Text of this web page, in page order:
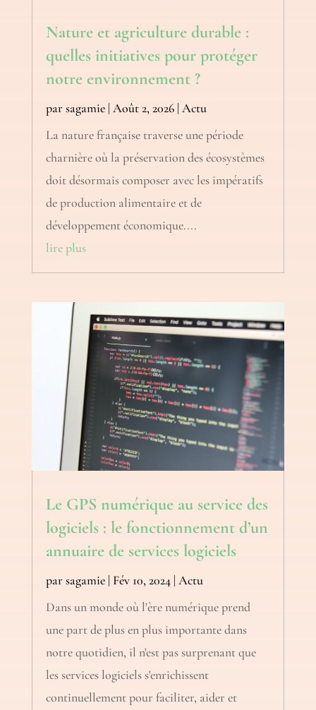
Nature et agriculture durable :
quelles initiatives pour protéger
notre environnement ?
parsagamie| Août 2, 2026| Actu
La nature française traverse une période
charnière où la préservation des écosystèmes
doit désormais composer avec les impératifs
de production alimentaire et de
développement économique....
lire plus
Le GPS numérique au service des
logiciels : le fonctionnement d’un
annuaire de services logiciels
parsagamie| Fév 10, 2024| Actu
Dans un monde où l'ère numérique prend
une part de plus en plus importante dans
notre quotidien, il n'est pas surprenant que
les services logiciels s'enrichissent
continuellement pour faciliter, aider et